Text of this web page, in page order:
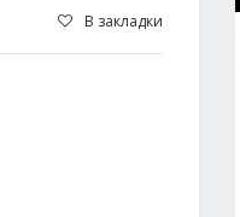
В закладки